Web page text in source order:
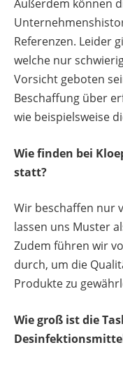
Außerdem können
Referenzen. Leider
welche nur
Vorsicht geboten
Beschaffung über
wie beispielsweise
Wie finden bei
statt?
Wir beschaffen nur
lassen uns Muster
Zudem führen wir
durch, um die
Produkte zu
Wie groß ist die